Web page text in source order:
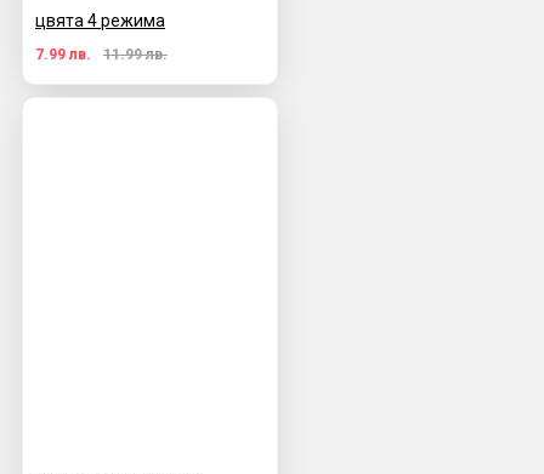
цвята 4 режима
7.99 лв. 11.99 лв.